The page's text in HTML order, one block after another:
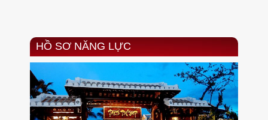
HỒ SƠ NĂNG LỰC